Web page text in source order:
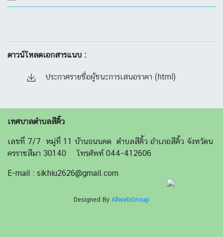
ดาวน์โหลดเอกสารแนบ :
ประกาศรายชื่อผู้ชนะการเสนอราคา (html)
เทศบาลตำบลสีคิ้ว
เลขที่ 7/7 หมู่ที่ 11 บ้านถนนคด ตำบลสีคิ้ว อำเภอสีคิ้ว จังหวัดน
ครราชสีมา 30140 โทรศัพท์ 044-412606
E-mail : sikhiu2626@gmail.com
Designed By AllwebGroup